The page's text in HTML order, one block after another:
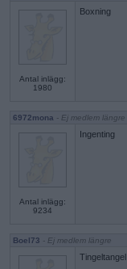
Antal inlägg:
1980
Boxning
6972mona - Ej medlem längre
Antal inlägg:
9234
Ingenting
Boel73 - Ej medlem längre
Tingeltangel